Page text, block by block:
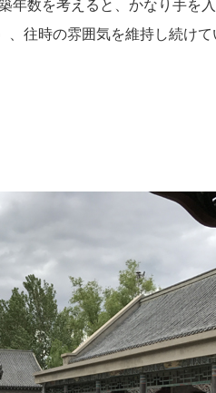
年数を考えると、かなり手を
往時の雰囲気を維持し続け